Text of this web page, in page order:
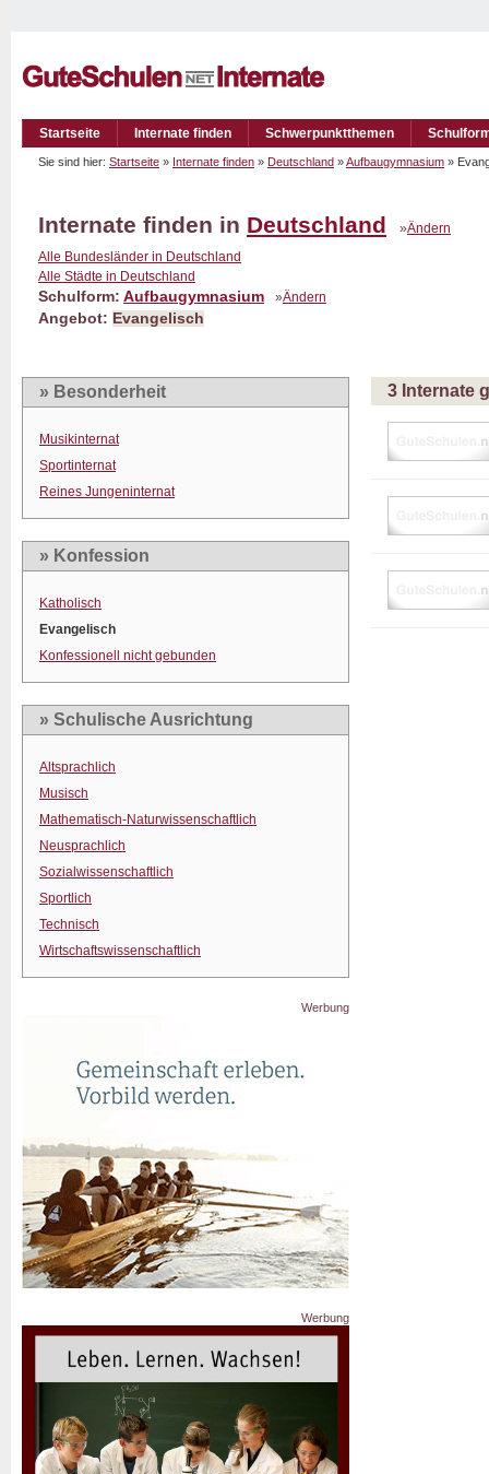
Startseite Internate finden Schwerpunktthemen
Sie sind hier: Startseite » Internate finden » Deutschland »Aufbaugymnasium »
Internate finden in Deutschland »Ändern
Alle Bundesländer in Deutschland
Alle Städte in Deutschland
Schulform: Aufbaugymnasium »Ändern
Angebot: Evangelisch
» Besonderheit
Musikinternat
Sportinternat
Reines Jungeninternat
» Konfession
Katholisch
Evangelisch
Konfessionell nicht gebunden
» Schulische Ausrichtung
Altsprachlich
Musisch
Mathematisch-Naturwissenschaftlich
Neusprachlich
Sozialwissenschaftlich
Sportlich
Technisch
Wirtschaftswissenschaftlich
Werbung
Werbung
3 Internate